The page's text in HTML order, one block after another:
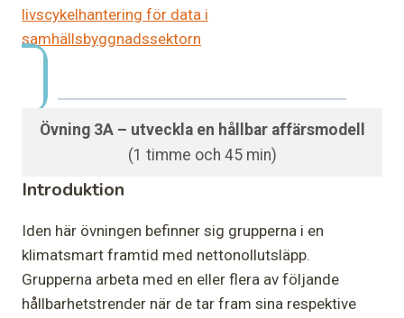
livscykelhantering för data i
samhällsbyggnadssektorn
Övning 3A – utveckla en hållbar affärsmodell
(1 timme och 45 min)
Introduktion
Iden här övningen befinner sig grupperna i en
klimatsmart framtid med nettonollutsläpp.
Grupperna arbeta med en eller flera av följande
hållbarhetstrender när de tar fram sina respektive